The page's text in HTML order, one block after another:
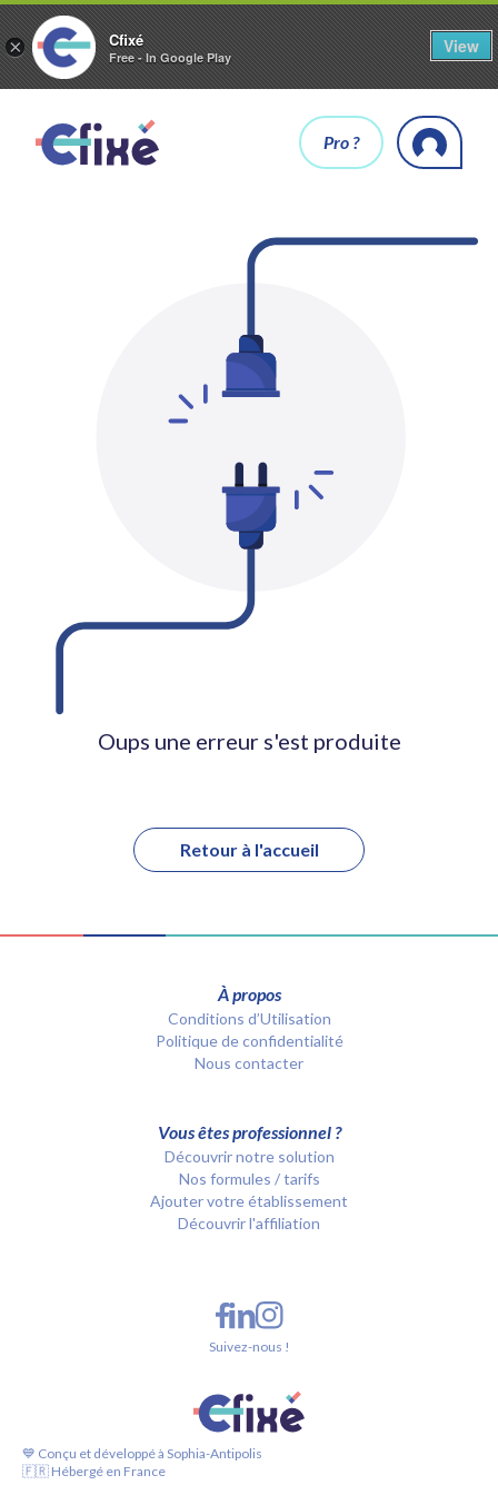
× Cfixé
Free - In Google Play
View
Pro ?
Oups une erreur s'est produite
Retour à l'accueil
À propos
Conditions d’Utilisation
Politique de confidentialité
Nous contacter
Vous êtes professionnel ?
Découvrir notre solution
Nos formules / tarifs
Ajouter votre établissement
Découvrir l'affiliation
💙 Conçu et développé à Sophia-Antipolis
🇫🇷 Hébergé en France
Suivez-nous !